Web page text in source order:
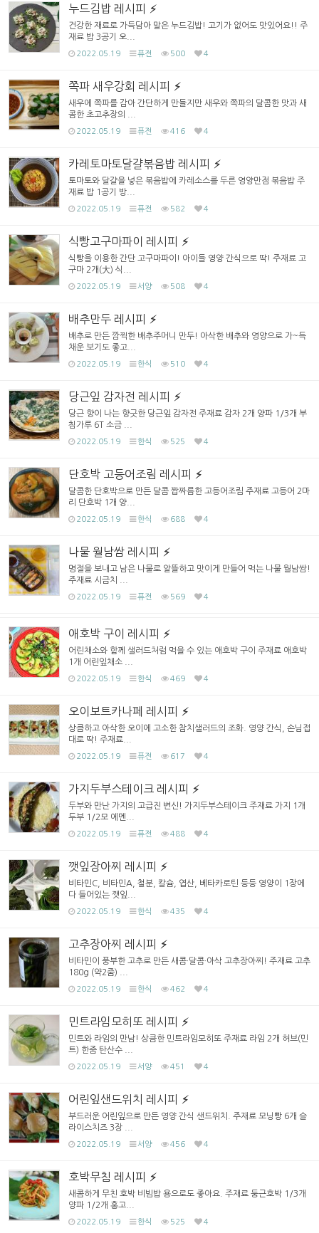
누드김밥 레시피
건강한 재료로 가득담아 말은 누드김밥! 고기가 없어도 맛있어요!! 주
재료 밥 3공기 오...
2022.05.19 퓨전 500 4
쪽파 새우강회 레시피
새우에 쪽파를 감아 간단하게 만들지만 새우와 쪽파의 달콤한 맛과 새
콤한 초고추장의 ...
2022.05.19 퓨전 416 4
카레토마토달걀볶음밥 레시피
토마토와 달걀을 넣은 볶음밥에 카레소스를 두른 영양만점 볶음밥 주
재료 밥 1공기 방...
2022.05.19 퓨전 582 4
식빵고구마파이 레시피
식빵을 이용한 간단 고구마파이! 아이들 영양 간식으로 딱! 주재료 고
구마 2개(大) 식...
2022.05.19 서양 508 4
배추만두 레시피
배추로 만든 깜찍한 배추주머니 만두! 아삭한 배추와 영양으로 가~득
채운 보기도 좋고...
2022.05.19 한식 510 4
당근잎 감자전 레시피
당근 향이 나는 향긋한 당근잎 감자전 주재료 감자 2개 양파 1/3개 부
침가루 6T 소금 ...
2022.05.19 한식 525 4
단호박 고등어조림 레시피
달콤한 단호박으로 만든 달콤 짭짜름한 고등어조림 주재료 고등어 2마
리 단호박 1개 양...
2022.05.19 한식 688 4
나물 월남쌈 레시피
명절을 보내고 남은 나물로 알뜰하고 맛이게 만들어 먹는 나물 월남쌈!
주재료 시금치 ...
2022.05.19 퓨전 569 4
애호박 구이 레시피
어린채소와 함께 샐러드처럼 먹을 수 있는 애호박 구이 주재료 애호박
1개 어린잎채소 ...
2022.05.19 한식 469 4
오이보트카나페 레시피
상큼하고 아삭한 오이에 고소한 참치샐러드의 조화. 영양 간식, 손님접
대로 딱! 주재료...
2022.05.19 퓨전 617 4
가지두부스테이크 레시피
두부와 만난 가지의 고급진 변신! 가지두부스테이크 주재료 가지 1개
두부 1/2모 에멘...
2022.05.19 퓨전 488 4
깻잎장아찌 레시피
비타민C, 비타민A, 철분, 칼슘, 엽산, 베타카로틴 등등 영양이 1장에
다 들어있는 깻잎...
2022.05.19 한식 435 4
고추장아찌 레시피
비타민이 풍부한 고추로 만든 새콤·달콤·아삭 고추장아찌! 주재료 고추
180g (약2줌) ...
2022.05.19 한식 462 4
민트라임모히또 레시피
민트와 라임의 만남! 상큼한 민트라임모히또 주재료 라임 2개 허브(민
트) 한줌 탄산수 ...
2022.05.19 서양 451 4
어린잎샌드위치 레시피
부드러운 어린잎으로 만든 영양 간식 샌드위치. 주재료 모닝빵 6개 슬
라이스치즈 3장 ...
2022.05.19 서양 456 4
호박무침 레시피
새콤하게 무친 호박 비빔밥 용으로도 좋아요. 주재료 둥근호박 1/3개
양파 1/2개 홍고...
2022.05.19 한식 525 4